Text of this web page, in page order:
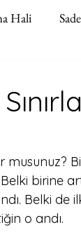
Hali
musunuz?
birine
Belki de
o andı.